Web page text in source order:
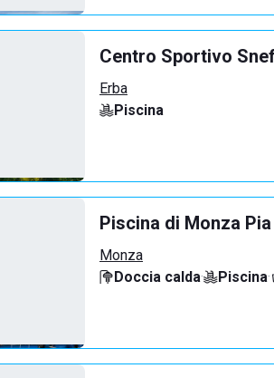
Centro Sportivo
Erba
Piscina
Piscina di Monza
Monza
Doccia calda· Piscina·